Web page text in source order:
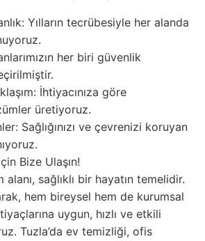
Yılların tecrübesiyle her alanda
her biri güvenlik
İhtiyacınıza göre
üretiyoruz.
Sağlığınızı ve çevrenizi koruyan
Bize Ulaşın!
sağlıklı bir hayatın temelidir.
hem bireysel hem de kurumsal
uygun, hızlı ve etkili
Tuzla’da ev temizliği, ofis